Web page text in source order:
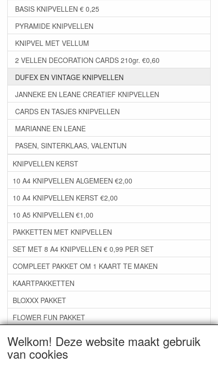
Welkom! Deze website maakt gebruik
van cookies
BASIS KNIPVELLEN € 0,25
PYRAMIDE KNIPVELLEN
KNIPVEL MET VELLUM
2 VELLEN DECORATION CARDS 210gr. €0,60
DUFEX EN VINTAGE KNIPVELLEN
JANNEKE EN LEANE CREATIEF KNIPVELLEN
CARDS EN TASJES KNIPVELLEN
MARIANNE EN LEANE
PASEN, SINTERKLAAS, VALENTIJN
KNIPVELLEN KERST
10 A4 KNIPVELLEN ALGEMEEN €2,00
10 A4 KNIPVELLEN KERST €2,00
10 A5 KNIPVELLEN €1,00
PAKKETTEN MET KNIPVELLEN
SET MET 8 A4 KNIPVELLEN € 0,99 PER SET
COMPLEET PAKKET OM 1 KAART TE MAKEN
KAARTPAKKETTEN
BLOXXX PAKKET
FLOWER FUN PAKKET
***GROEP 06*** TAPE/LIJM SNIJMALLEN STEMPELS
***GROEP 07*** KAARTEN +SCRAP TOEBEHOREN